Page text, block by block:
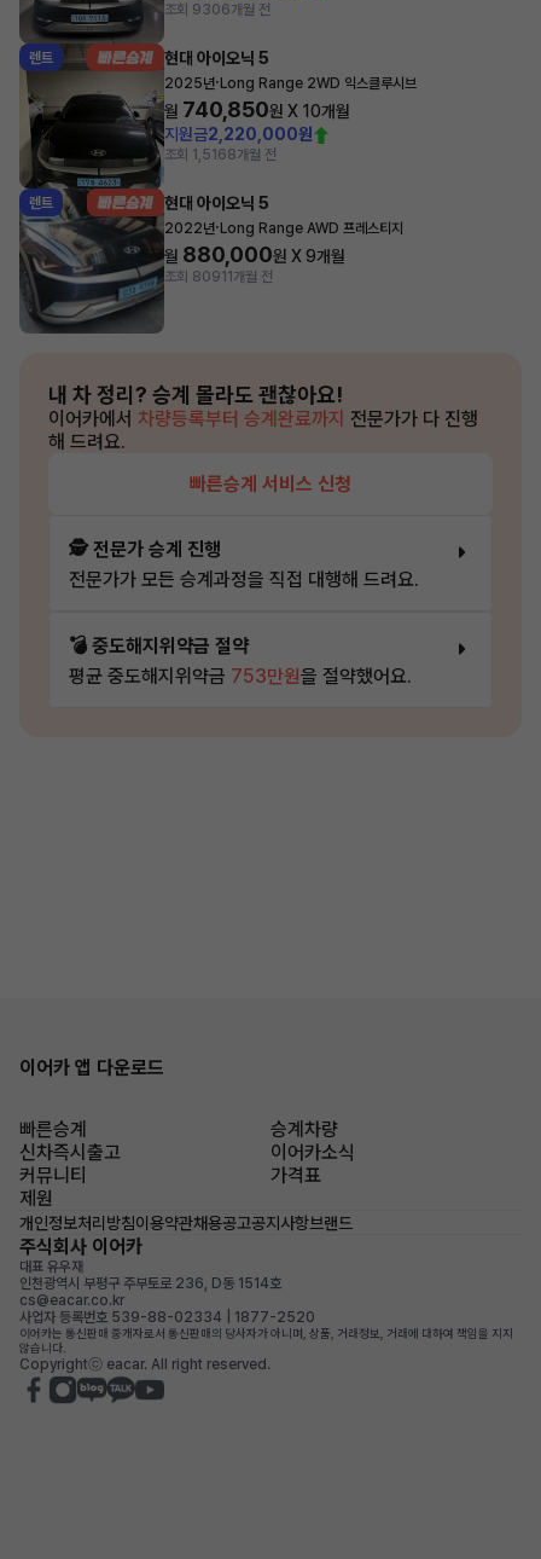
조회 9306개월 전
렌트 현대 아이오닉 5
2025년· Long Range 2WD 익스클루시브
월 740,850원 X 10개월
지원금2,220,000원
조회 1,5168개월 전
렌트 현대 아이오닉 5
2022년· Long Range AWD 프레스티지
월 880,000원 X9개월
조회 80911개월 전
내 차 정리? 승계 몰라도 괜찮아요!
이어카에서 차량등록부터 승계완료까지 전문가가 다 진행
해 드려요.
빠른승계 서비스 신청
🕵️ 전문가 승계 진행
전문가가 모든 승계과정을 직접 대행해 드려요.
💣 중도해지위약금 절약
평균 중도해지위약금 753만원을 절약했어요.
이어카 앱 다운로드
빠른승계
승계차량
신차즉시출고
이어카소식
커뮤니티
가격표
제원
개인정보처리방침이용약관채용공고공지사항브랜드
주식회사 이어카
대표 유우재
인천광역시 부평구 주부토로 236, D동 1514호
cs@eacar.co.kr
사업자 등록번호 539-88-02334 | 1877-2520
이어카는 통신판매 중개자로서 통신판매의 당사자가 아니며, 상품, 거래정보, 거래에 대하여 책임을 지지
않습니다.
Copyrightⓒ eacar. All right reserved.